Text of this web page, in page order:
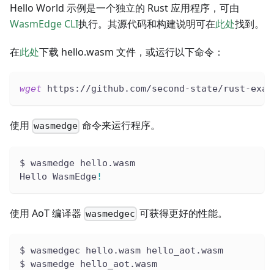
Hello World 示例是一个独立的 Rust 应用程序，可由
WasmEdge CLI执行。其源代码和构建说明可在此处找到。
在此处下载 hello.wasm 文件，或运行以下命令：
wget https://github.com/second-state/rust-
使用 wasmedge 命令来运行程序。
$ wasmedge hello.wasm
Hello WasmEdge!
使用 AoT 编译器 wasmedgec 可获得更好的性能。
$ wasmedgec hello.wasm hello_aot.wasm
$ wasmedge hello_aot.wasm